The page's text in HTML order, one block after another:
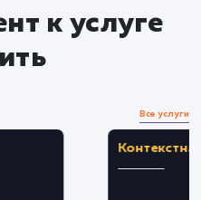
аналитические
сайта.